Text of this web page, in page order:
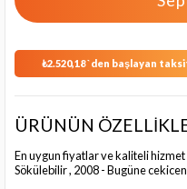
₺2.520,18`den başlayan
ÜRÜNÜN
En uygun fiyatlar ve kaliteli
Sökülebilir , 2008 - Bugüne